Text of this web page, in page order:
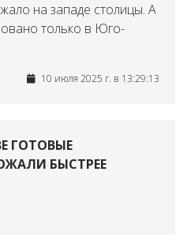
на западе столицы. А
только в Юго-
10 июля 2025 г. в 13:29:13
ГОТОВЫЕ
БЫСТРЕЕ